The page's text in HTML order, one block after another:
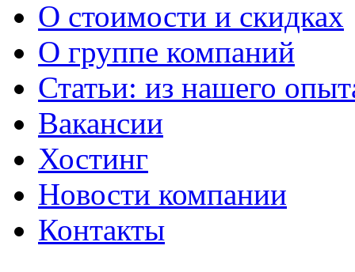
О стоимости и скидках
О группе компаний
Статьи: из нашего
Вакансии
Хостинг
Новости компании
Контакты